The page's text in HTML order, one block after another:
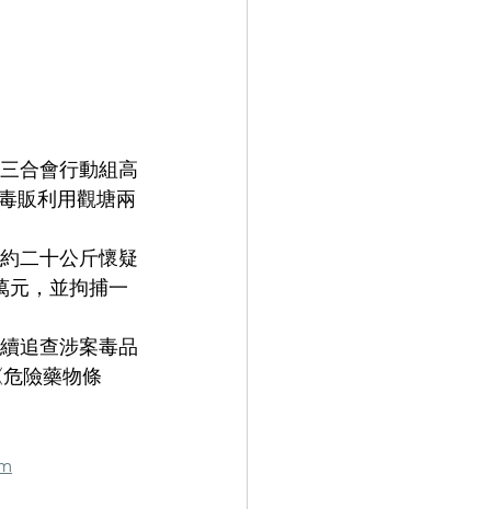
合會行動組高
販利用觀塘兩
二十公斤懷疑
元，並拘捕一
追查涉案毒品
險藥物條